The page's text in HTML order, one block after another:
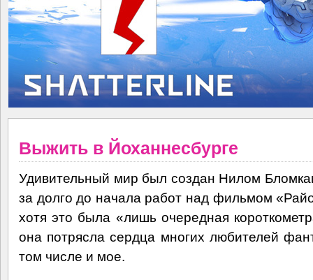
Выжить в Йоханнесбурге
Удивительный мир был создан Нилом
за долго до начала работ над фильмом
хотя это была «лишь очередная
она потрясла сердца многих любителей
том числе и мое.